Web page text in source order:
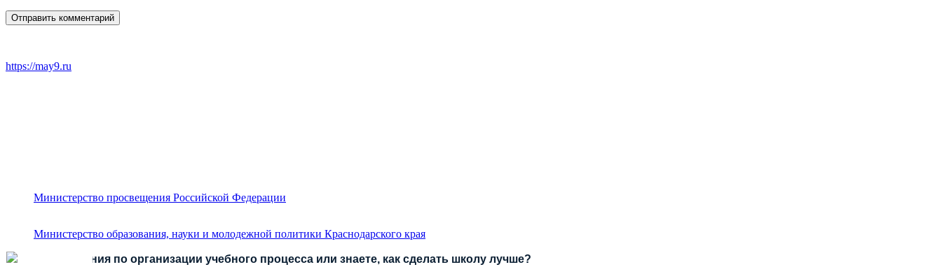
https://may9.ru
Министерство просвещения Российской Федерации
Министерство образования, науки и молодежной политики Краснодарского края
Есть предложения по организации учебного процесса или знаете, как сделать школу лучше?